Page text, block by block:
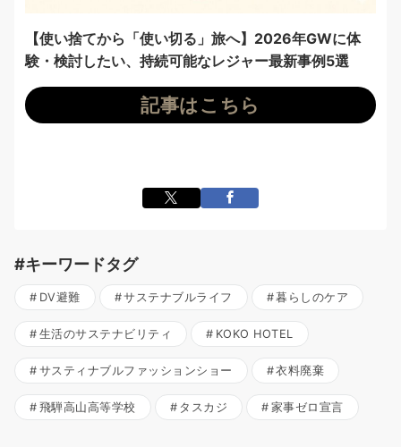
【使い捨てから「使い切る」旅へ】2026年GWに体
験・検討したい、持続可能なレジャー最新事例5選
記事はこちら
#キーワードタグ
DV避難 サステナブルライフ 暮らしのケア
生活のサステナビリティ KOKO HOTEL
サスティナブルファッションショー 衣料廃棄
飛騨高山高等学校 タスカジ 家事ゼロ宣言